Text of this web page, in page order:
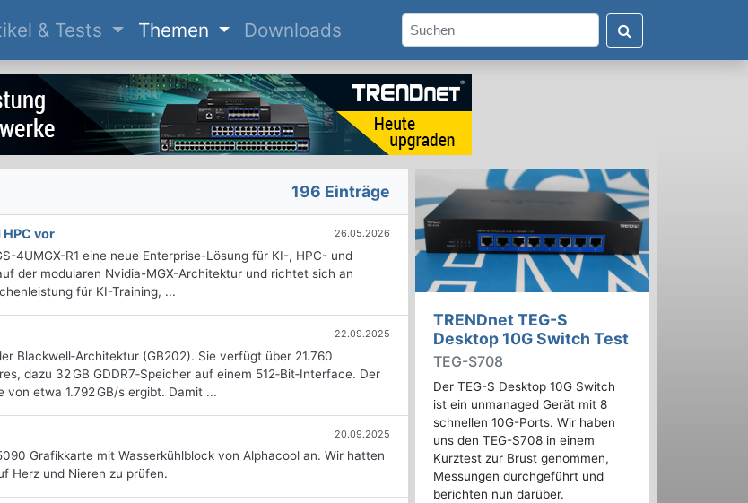
& Tests Themen Downloads
196 Einträge
vor 26.05.2026
4UMGX-R1 eine neue Enterprise-Lösung für KI-, HPC- und
der modularen Nvidia-MGX-Architektur und richtet sich an
für KI-Training, ...
22.09.2025
Blackwell‑Architektur (GB202). Sie verfügt über 21.760
dazu 32 GB GDDR7‑Speicher auf einem 512‑Bit‑Interface. Der
etwa 1.792 GB/s ergibt. Damit ...
20.09.2025
Grafikkarte mit Wasserkühlblock von Alphacool an. Wir hatten
Herz und Nieren zu prüfen.
TRENDnet TEG-S
Desktop 10G Switch Test
TEG-S708
Der TEG-S Desktop 10G Switch
ist ein unmanaged Gerät mit 8
schnellen 10G-Ports. Wir haben
uns den TEG-S708 in einem
Kurztest zur Brust genommen,
Messungen durchgeführt und
berichten nun darüber.